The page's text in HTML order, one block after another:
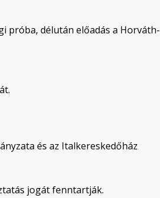
próba, délután előadás a Horváth-
és az Italkereskedőház
jogát fenntartják.